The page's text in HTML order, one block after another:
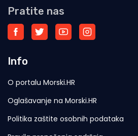
Pratite nas
Info
O portalu Morski.HR
Oglašavanje na Morski.HR
Politika zaštite osobnih podataka